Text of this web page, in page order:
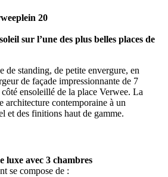
20
sur l’une des plus belles places de
de standing, de petite envergure, en
de façade impressionnante de 7
ensoleillé de la place Verwee. La
architecture contemporaine à un
et des finitions haut de gamme.
luxe avec 3 chambres
se compose de :